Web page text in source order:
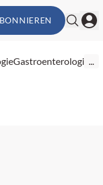
Gastroenterologie...